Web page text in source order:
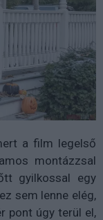
a film legelső
montázzsal
gyilkossal egy
sem lenne elég,
pont úgy terül el,